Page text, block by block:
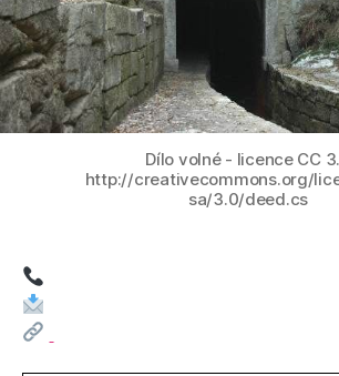
Dílo volné - licence CC
http://creativecommons.org/
sa/3.0/deed.cs